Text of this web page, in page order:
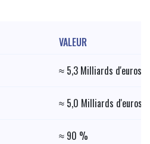
VALEUR
≈ 5,3 Milliards d'euros
≈ 5,0 Milliards d'euros
≈ 90 %